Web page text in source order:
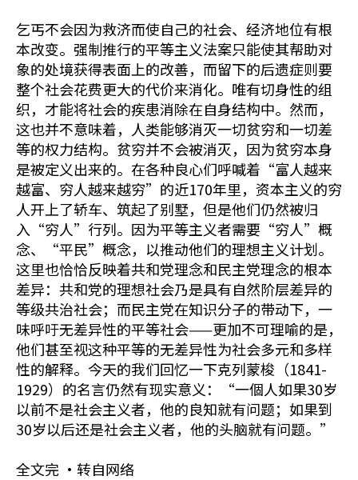
乞丐不会因为救济而使自己的社会、经济地位有根
本改变。强制推行的平等主义法案只能使其帮助对
象的处境获得表面上的改善，而留下的后遗症则要
整个社会花费更大的代价来消化。唯有切身性的组
织，才能将社会的疾患消除在自身结构中。然而，
这也并不意味着，人类能够消灭一切贫穷和一切差
等的权力结构。贫穷并不会被消灭，因为贫穷本身
是被定义出来的。在各种良心们呼喊着“富人越来
越富、穷人越来越穷”的近170年里，资本主义的穷
人开上了轿车、筑起了别墅，但是他们仍然被归
入“穷人”行列。因为平等主义者需要“穷人”概
念、“平民”概念，以推动他们的理想主义计划。
这里也恰恰反映着共和党理念和民主党理念的根本
差异：共和党的理想社会乃是具有自然阶层差异的
等级共治社会；而民主党在知识分子的带动下，一
味呼吁无差异性的平等社会——更加不可理喻的是，
他们甚至视这种平等的无差异性为社会多元和多样
性的解释。今天的我们回忆一下克列蒙梭（1841-
1929）的名言仍然有现实意义：“一個人如果30岁
以前不是社会主义者，他的良知就有问题；如果到
30岁以后还是社会主义者，他的头脑就有问题。”
全文完 ·转自网络